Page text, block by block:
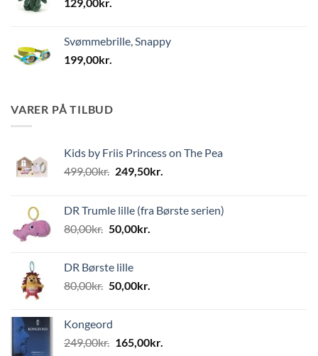
Svømmebrille, Snappy
199,00kr.
VARER PÅ TILBUD
Kids by Friis Princess on The Pea
499,00kr. Den
var:
499,00kr..
249,50kr.
er:
DR Trumle lille (fra Børste serien)
80,00kr. Den
var:
80,00kr..
50,00kr.
50,00kr..
DR Børste lille
80,00kr. Den
var:
80,00kr..
50,00kr.
50,00kr..
Kongeord
249,00kr. Den
165,00kr.